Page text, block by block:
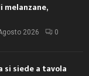
2026 0
si siede a tavola